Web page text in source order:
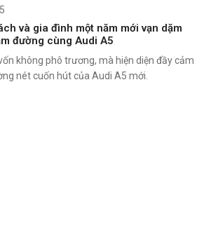
và gia đình một năm mới vạn dặm
đường cùng Audi A5
không phô trương, mà hiện diện đầy cảm
nét cuốn hút của Audi A5 mới.